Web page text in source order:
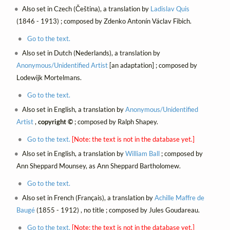
Also set in Czech (Čeština), a translation by Ladislav Quis
(1846 - 1913) ; composed by Zdenko Antonín Václav Fibich.
Go to the text.
Also set in Dutch (Nederlands), a translation by
Anonymous/Unidentified Artist[an adaptation] ; composed by
Lodewijk Mortelmans.
Go to the text.
Also set in English, a translation byAnonymous/Unidentified
Artist, copyright ©; composed by Ralph Shapey.
Go to the text. [Note: the text is not in the database yet.]
Also set in English, a translation byWilliam Ball ; composed by
Ann Sheppard Mounsey, as Ann Sheppard Bartholomew.
Go to the text.
Also set in French (Français), a translation byAchille Maffre de
Baugé(1855 - 1912) , no title ; composed by Jules Goudareau.
Go to the text. [Note: the text is not in the database yet.]